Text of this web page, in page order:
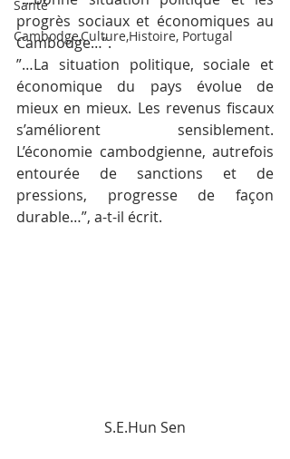
Santé
Cambodge,Culture,Histoire, Portugal
progrès sociaux et économiques au
Cambodge…”.
”…La situation politique, sociale et
économique du pays évolue de
mieux en mieux. Les revenus fiscaux
s’améliorent sensiblement.
L’économie cambodgienne, autrefois
entourée de sanctions et de
pressions, progresse de façon
durable…”, a-t-il écrit.
S.E.Hun Sen